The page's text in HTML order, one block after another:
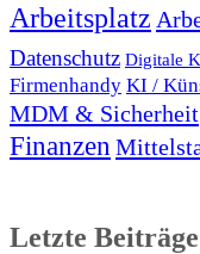
Arbeitsplatz
Datenschutz Digitale
Firmenhandy KI /
MDM & Sicherheit
Finanzen
Letzte Beiträge